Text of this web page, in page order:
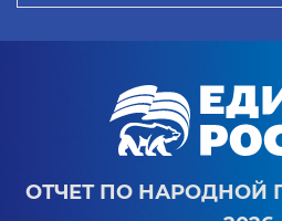
ОТЧЕТ ПО НАРОДНОЙ